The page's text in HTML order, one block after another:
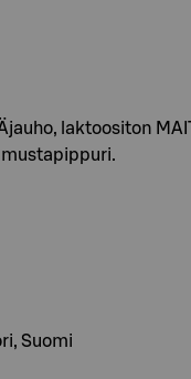
laktoositon
mustapippuri.
Suomi